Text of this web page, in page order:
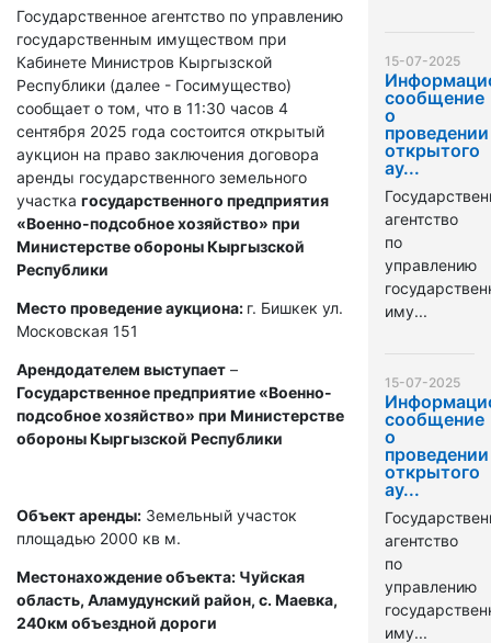
Государственное агентство по управлению
государственным имуществом при
Кабинете Министров Кыргызской
Республики (далее - Госимущество)
сообщает о том, что в 11:30 часов 4
сентября 2025 года состоится открытый
аукцион на право заключения договора
аренды государственного земельного
участка государственного предприятия
«Военно-подсобное хозяйство» при
Министерстве обороны Кыргызской
Республики
Место проведение аукциона: г. Бишкек ул.
Московская 151
Арендодателем выступает –
Государственное предприятие «Военно-
подсобное хозяйство» при Министерстве
обороны Кыргызской Республики
Объект аренды: Земельный участок
площадью 2000 кв м.
Местонахождение объекта: Чуйская
область, Аламудунский район, с. Маевка,
240км объездной дороги
15-07-2025
сообщение
о
проведении
открытого
ау...
агентство
по
управлению
иму...
15-07-2025
сообщение
о
проведении
открытого
ау...
агентство
по
управлению
иму...